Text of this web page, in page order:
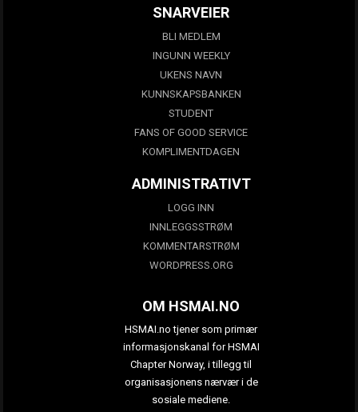
SNARVEIER
BLI MEDLEM
INGUNN WEEKLY
UKENS NAVN
KUNNSKAPSBANKEN
STUDENT
FANS OF GOOD SERVICE
KOMPLIMENTDAGEN
ADMINISTRATIVT
LOGG INN
INNLEGGSSTRØM
KOMMENTARSTRØM
WORDPRESS.ORG
OM HSMAI.NO
HSMAI.no tjener som primær
informasjonskanal for HSMAI
Chapter Norway, i tillegg til
organisasjonens nærvær i de
sosiale mediene.